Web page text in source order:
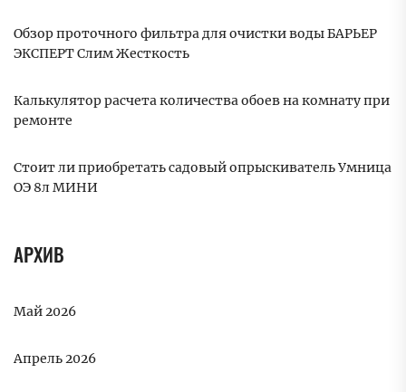
Обзор проточного фильтра для очистки воды БАРЬЕР
ЭКСПЕРТ Слим Жесткость
Калькулятор расчета количества обоев на комнату при
ремонте
Стоит ли приобретать садовый опрыскиватель Умница
ОЭ 8л МИНИ
АРХИВ
Май 2026
Апрель 2026